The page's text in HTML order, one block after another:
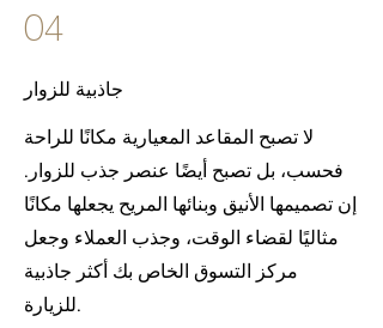
04
جاذبية للزوار
لا تصبح المقاعد المعيارية مكانًا للراحة
فحسب، بل تصبح أيضًا عنصر جذب للزوار.
إن تصميمها الأنيق وبنائها المريح يجعلها مكانًا
مثاليًا لقضاء الوقت، وجذب العملاء وجعل
مركز التسوق الخاص بك أكثر جاذبية
للزيارة.